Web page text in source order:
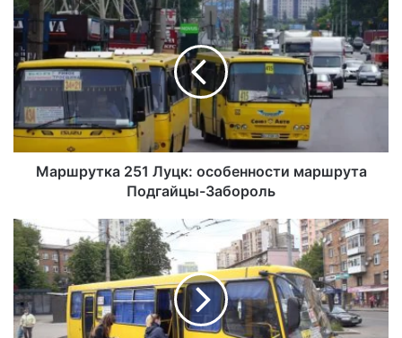
Маршрутка 251 Луцк: особенности маршрута
Подгайцы-Забороль